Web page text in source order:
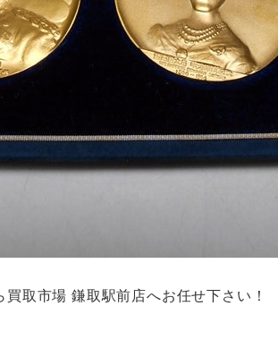
取市場 鎌取駅前店へお任せ下さい！